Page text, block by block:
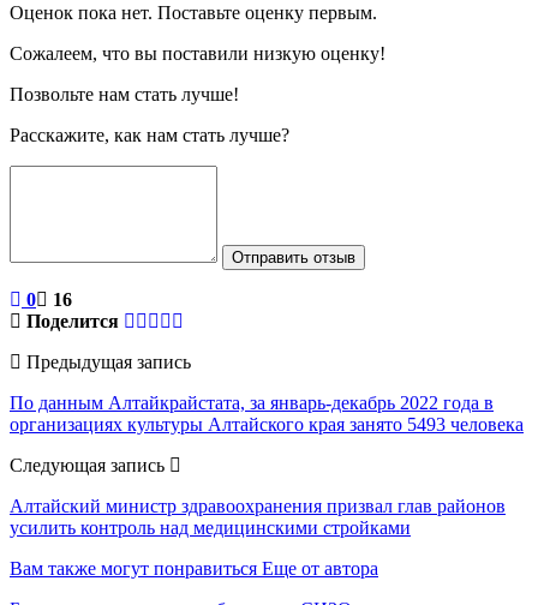
Оценок пока нет. Поставьте оценку первым.
Сожалеем, что вы поставили низкую оценку!
Позвольте нам стать лучше!
Расскажите, как нам стать лучше?
Отправить отзыв
0
16
Поделится
Предыдущая запись
По данным Алтайкрайстата, за январь-декабрь 2022 года в
организациях культуры Алтайского края занято 5493 человека
Следующая запись
Алтайский министр здравоохранения призвал глав районов
усилить контроль над медицинскими стройками
Вам также могут понравиться Еще от автора